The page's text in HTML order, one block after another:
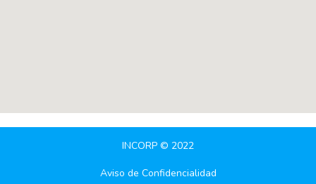
INCORP © 2022
Aviso de Confidencialidad